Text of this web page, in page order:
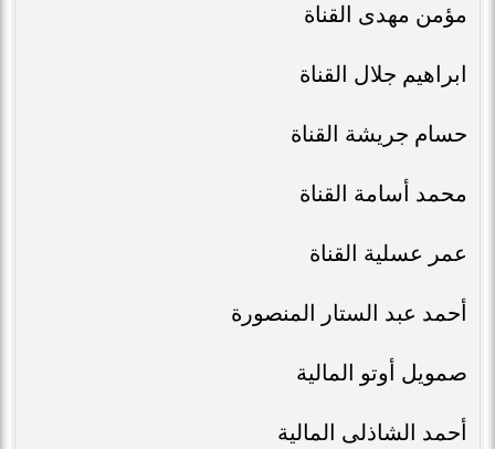
مؤمن مهدى القناة
ابراهيم جلال القناة
حسام جريشة القناة
محمد أسامة القناة
عمر عسلية القناة
أحمد عبد الستار المنصورة
صمويل أوتو المالية
أحمد الشاذلى المالية